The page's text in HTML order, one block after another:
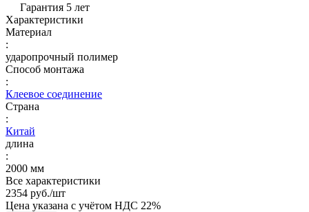
Гарантия 5 лет
Характеристики
Материал
:
ударопрочный полимер
Способ монтажа
:
Клеевое соединение
Страна
:
Китай
длина
:
2000 мм
Все характеристики
2354 руб./шт
Цена указана с учётом НДС 22%